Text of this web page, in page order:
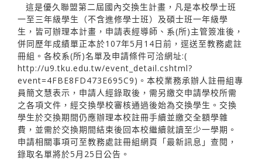
這是優久聯盟第二屆國內交換生計畫，凡是本校學士班
一至三年級學生（不含進修學士班）及碩士班一年級學
生，皆可辦理本計畫，申請表經導師、系(所)主管簽准後，
併同歷年成績單正本於107年5月14日前，逕送至教務處註
冊組。各校系(所)名單及申請條件可洽網址:(
http://u9.tku.edu.tw/event_detail.cshtml?
event=4FBE8FD473E695C9)。本校業務承辦人註冊組專
員簡文慧表示，申請人經錄取後，需另繳交申請學校所需
之各項文件，經交換學校審核通過後始為交換學生。交換
學生於交換期間仍應辦理本校註冊手續並繳交全額學雜
費，並需於交換期間結束後回本校繼續就讀至少一學期。
申請相關事項可至教務處註冊組網頁「最新訊息」查閱，
錄取名單將於5月25日公告。